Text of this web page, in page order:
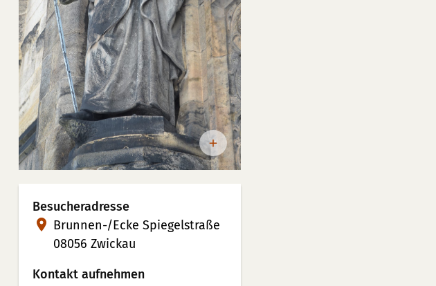
Besucheradresse
Brunnen-/Ecke Spiegelstraße
08056 Zwickau
Kontakt aufnehmen